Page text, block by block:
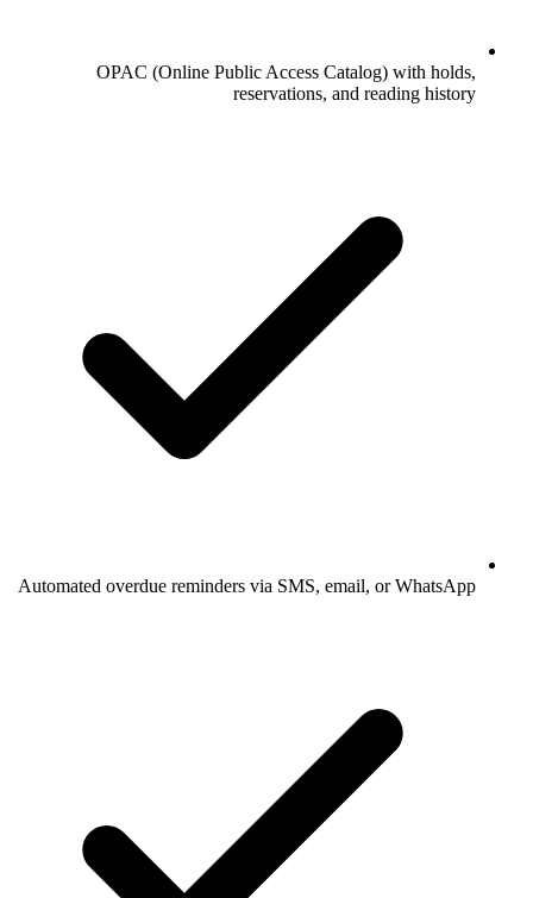
OPAC (Online Public Access Catalog) with holds,
reservations, and reading history
Automated overdue reminders via SMS, email, or WhatsApp